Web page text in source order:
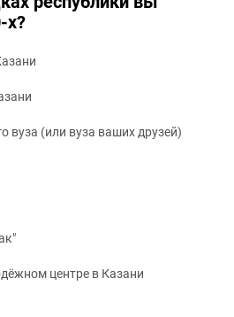
х?
вуза (или вуза ваших друзей)
центре в Казани